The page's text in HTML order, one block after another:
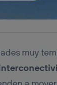
muy